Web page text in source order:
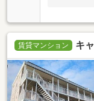
賃貸マンション キ